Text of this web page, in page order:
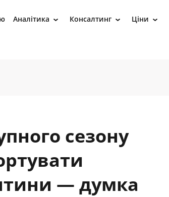
Аналітика › Консалтинг › Ціни ›
сезону
— думка